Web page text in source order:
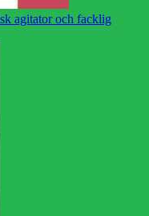
agitator och facklig